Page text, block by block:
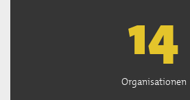
15
Organisationen